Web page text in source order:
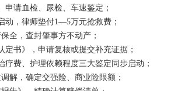
申请血检、尿检、车速鉴定；
动，律师垫付1—5万元抢救费；
全，查封肇事方不动产；
定书》，申请复核或提交补充证据；
疗费、护理依赖程度三大鉴定同步启动；
解，确定交强险、商业险限额；